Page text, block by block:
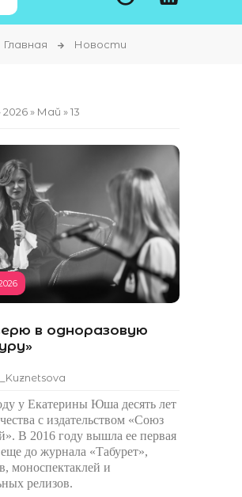
Главная Новости
2026 » Май »13
в одноразовую
у Екатерины Юша десять лет
с издательством «Союз
В 2016 году вышла ее первая
до журнала «Табурет»,
моноспектаклей и
релизов.